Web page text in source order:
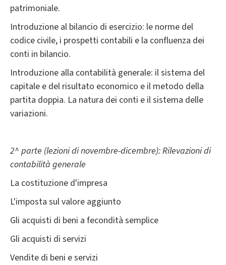
patrimoniale.
Introduzione al bilancio di esercizio: le norme del
codice civile, i prospetti contabili e la confluenza dei
conti in bilancio.
Introduzione alla contabilità generale: il sistema del
capitale e del risultato economico e il metodo della
partita doppia. La natura dei conti e il sistema delle
variazioni.
2^ parte (lezioni di novembre-dicembre): Rilevazioni di
contabilità generale
La costituzione d'impresa
L'imposta sul valore aggiunto
Gli acquisti di beni a fecondità semplice
Gli acquisti di servizi
Vendite di beni e servizi